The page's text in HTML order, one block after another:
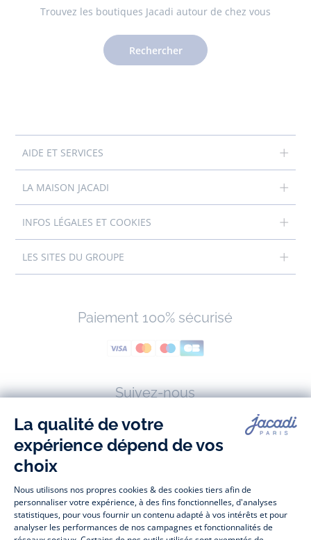
Trouvez les boutiques Jacadi autour de chez vous
Rechercher
AIDE ET SERVICES
LA MAISON JACADI
INFOS LÉGALES ET COOKIES
LES SITES DU GROUPE
Paiement 100% sécurisé
Suivez-nous
Facebook
Jacadi
Tiktok
Jacadi
Jacadi
Youtube
Jacadi Paris vous propose sur sa boutique en ligne une grande variété de
vêtements et chaussures , à la fois élégants et intemporels. Retrouvez,
entre autres, nos collections de body, blouse et combinaison pour les
nouveaux-nés , de t-shirt, pull et short pour les bébés et de pantalons,